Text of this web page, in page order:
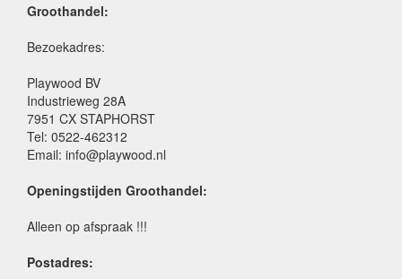
Groothandel:
Bezoekadres:
Playwood BV
Industrieweg 28A
7951 CX STAPHORST
Tel: 0522-462312
Email: info@playwood.nl
Openingstijden Groothandel:
Alleen op afspraak !!!
Postadres: